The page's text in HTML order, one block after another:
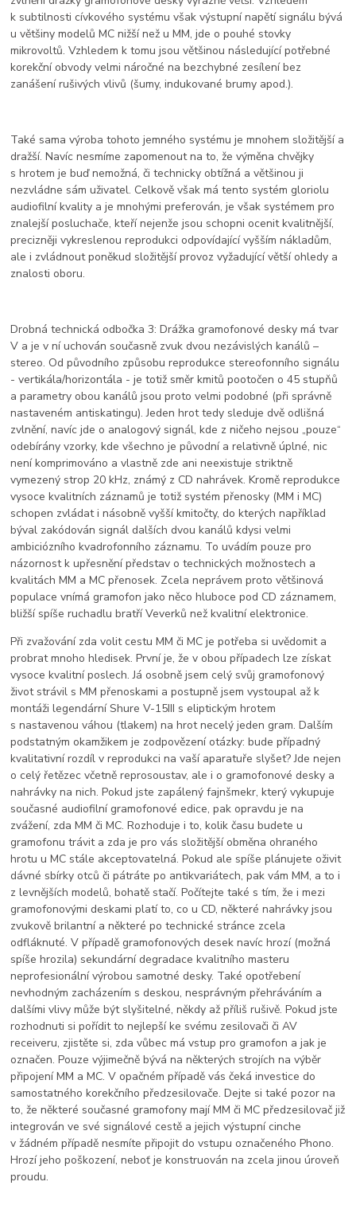
k subtilnosti cívkového systému však výstupní napětí signálu bývá
u většiny modelů MC nižší než u MM, jde o pouhé stovky
mikrovoltů. Vzhledem k tomu jsou většinou následující potřebné
korekční obvody velmi náročné na bezchybné zesílení bez
zanášení rušivých vlivů (šumy, indukované brumy apod.).
Také sama výroba tohoto jemného systému je mnohem složitější a
dražší. Navíc nesmíme zapomenout na to, že výměna chvějky
s hrotem je buď nemožná, či technicky obtížná a většinou ji
nezvládne sám uživatel. Celkově však má tento systém gloriolu
audiofilní kvality a je mnohými preferován, je však systémem pro
znalejší posluchače, kteří nejenže jsou schopni ocenit kvalitnější,
precizněji vykreslenou reprodukci odpovídající vyšším nákladům,
ale i zvládnout poněkud složitější provoz vyžadující větší ohledy a
znalosti oboru.
Drobná technická odbočka 3: Drážka gramofonové desky má tvar
V a je v ní uchován současně zvuk dvou nezávislých kanálů –
stereo. Od původního způsobu reprodukce stereofonního signálu
- vertikála/horizontála - je totiž směr kmitů pootočen o 45 stupňů
a parametry obou kanálů jsou proto velmi podobné (při správně
nastaveném antiskatingu). Jeden hrot tedy sleduje dvě odlišná
zvlnění, navíc jde o analogový signál, kde z ničeho nejsou „pouze“
odebírány vzorky, kde všechno je původní a relativně úplné, nic
není komprimováno a vlastně zde ani neexistuje striktně
vymezený strop 20 kHz, známý z CD nahrávek. Kromě reprodukce
vysoce kvalitních záznamů je totiž systém přenosky (MM i MC)
schopen zvládat i násobně vyšší kmitočty, do kterých například
býval zakódován signál dalších dvou kanálů kdysi velmi
ambiciózního kvadrofonního záznamu. To uvádím pouze pro
názornost k upřesnění představ o technických možnostech a
kvalitách MM a MC přenosek. Zcela neprávem proto většinová
populace vnímá gramofon jako něco hluboce pod CD záznamem,
bližší spíše ruchadlu bratří Veverků než kvalitní elektronice.
Při zvažování zda volit cestu MM či MC je potřeba si uvědomit a
probrat mnoho hledisek. První je, že v obou případech lze získat
vysoce kvalitní poslech. Já osobně jsem celý svůj gramofonový
život strávil s MM přenoskami a postupně jsem vystoupal až k
montáži legendární Shure V-15III s eliptickým hrotem
s nastavenou váhou (tlakem) na hrot necelý jeden gram. Dalším
podstatným okamžikem je zodpovězení otázky: bude případný
kvalitativní rozdíl v reprodukci na vaší aparatuře slyšet? Jde nejen
o celý řetězec včetně reprosoustav, ale i o gramofonové desky a
nahrávky na nich. Pokud jste zapálený fajnšmekr, který vykupuje
současné audiofilní gramofonové edice, pak opravdu je na
zvážení, zda MM či MC. Rozhoduje i to, kolik času budete u
gramofonu trávit a zda je pro vás složitější obměna ohraného
hrotu u MC stále akceptovatelná. Pokud ale spíše plánujete oživit
dávné sbírky otců či pátráte po antikvariátech, pak vám MM, a to i
z levnějších modelů, bohatě stačí. Počítejte také s tím, že i mezi
gramofonovými deskami platí to, co u CD, některé nahrávky jsou
zvukově brilantní a některé po technické stránce zcela
odfláknuté. V případě gramofonových desek navíc hrozí (možná
spíše hrozila) sekundární degradace kvalitního masteru
neprofesionální výrobou samotné desky. Také opotřebení
nevhodným zacházením s deskou, nesprávným přehráváním a
dalšími vlivy může být slyšitelné, někdy až příliš rušivě. Pokud jste
rozhodnuti si pořídit to nejlepší ke svému zesilovači či AV
receiveru, zjistěte si, zda vůbec má vstup pro gramofon a jak je
označen. Pouze výjimečně bývá na některých strojích na výběr
připojení MM a MC. V opačném případě vás čeká investice do
samostatného korekčního předzesilovače. Dejte si také pozor na
to, že některé současné gramofony mají MM či MC předzesilovač již
integrován ve své signálové cestě a jejich výstupní cinche
v žádném případě nesmíte připojit do vstupu označeného Phono.
Hrozí jeho poškození, neboť je konstruován na zcela jinou úroveň
proudu.